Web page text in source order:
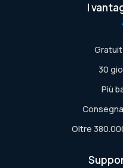
I
30
Più
Oltre